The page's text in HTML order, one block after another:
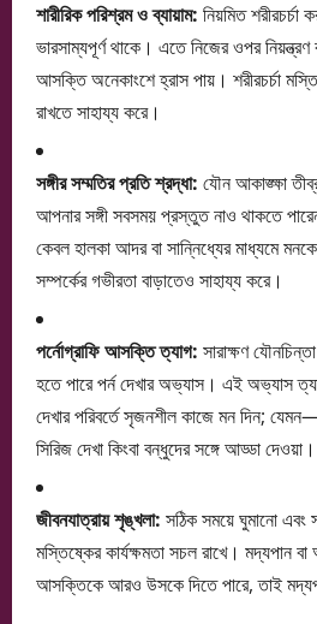
শারীরিক পরিশ্রম ও ব্যায়াম: নিয়মিত শরীরচর্চা
ভারসাম্যপূর্ণ থাকে। এতে নিজের ওপর
আসক্তি অনেকাংশে হ্রাস পায়। শরীরচর্চা
রাখতে সাহায্য করে।
সঙ্গীর সম্মতির প্রতি শ্রদ্ধা: যৌন আকাঙ্ক্ষা
আপনার সঙ্গী সবসময় প্রস্তুত নাও থাকতে
কেবল হালকা আদর বা সান্নিধ্যের মাধ্যমে
সম্পর্কের গভীরতা বাড়াতেও সাহায্য করে।
পর্নোগ্রাফি আসক্তি ত্যাগ: সারাক্ষণ
হতে পারে পর্ন দেখার অভ্যাস। এই অভ্যাস
দেখার পরিবর্তে সৃজনশীল কাজে মন দিন;
সিরিজ দেখা কিংবা বন্ধুদের সঙ্গে আড্ডা দেওয়া।
জীবনযাত্রায় শৃঙ্খলা: সঠিক সময়ে ঘুমানো
মস্তিষ্কের কার্যক্ষমতা সচল রাখে। মদ্যপান
আসক্তিকে আরও উসকে দিতে পারে, তাই